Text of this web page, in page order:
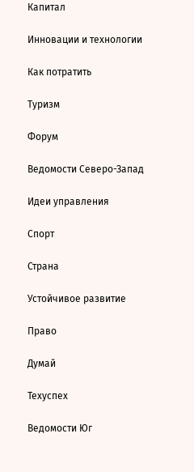
Капитал
Инновации и технологии
Как потратить
Туризм
Форум
Ведомости Северо-Запад
Идеи управления
Спорт
Страна
Устойчивое развитие
Право
Думай
Техуспех
Ведомости Юг